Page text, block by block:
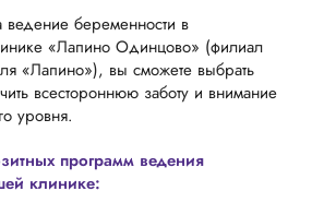
беременности в
«Лапино Одинцово» (филиал
«Лапино»), вы сможете выбрать
всестороннюю заботу и внимание
уровня.
программ ведения
клинике: